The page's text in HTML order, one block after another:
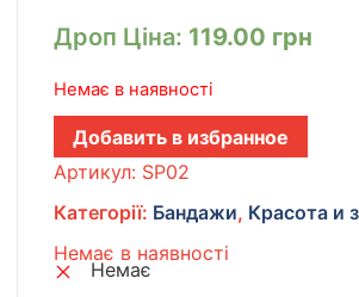
Дроп Ціна: 119.00 грн
Немає в наявності
Добавить в избранное
Артикул: SP02
Категорії: Бандажи, Красота и
Немає в наявності
Немає